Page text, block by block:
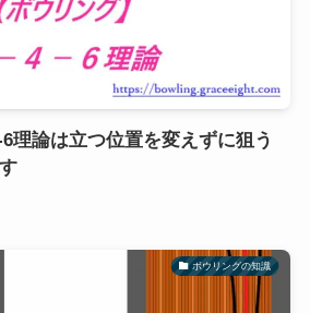
6理論は立つ位置を変えずに狙う
ボウリングの知識